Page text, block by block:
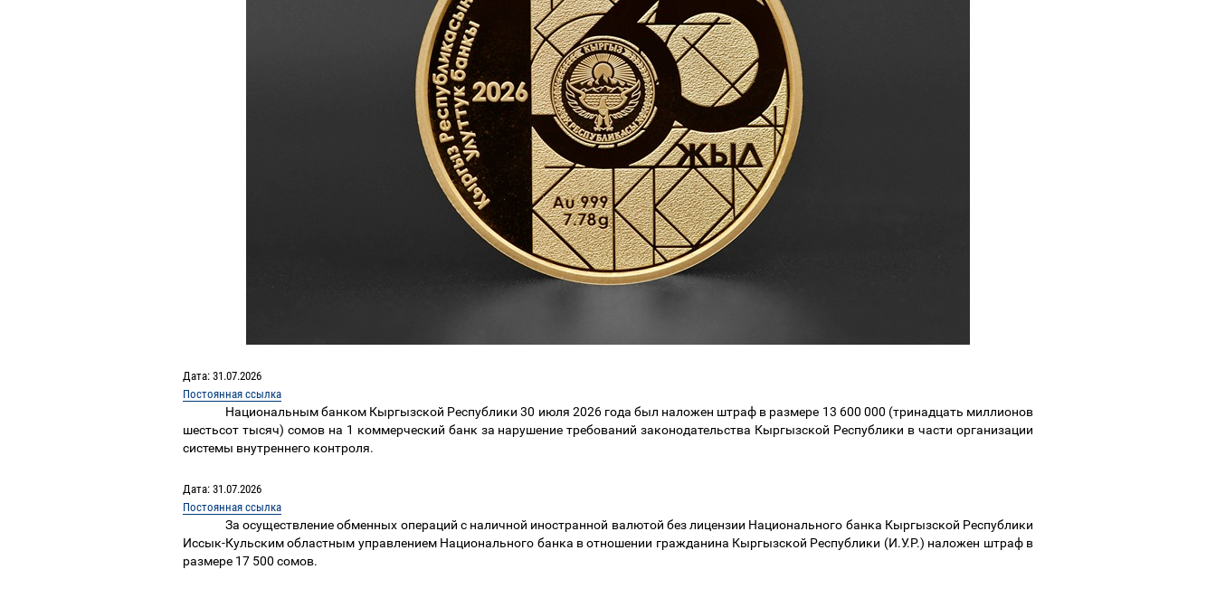
Дата: 31.07.2026
Постоянная ссылка
Национальным банком Кыргызской Республики30 июля 2026года был наложен штраф в размере 13 600 000 (тринадцать миллионов
шестьсот тысяч) сомов на 1 коммерческий банк за нарушениетребований законодательства Кыргызской Республики в части организации
системы внутреннего контроля.
Дата: 31.07.2026
Постоянная ссылка
За осуществление обменных операций с наличной иностранной валютой без лицензии Национального банка Кыргызской Республики
Иссык-Кульским областным управлением Национального банка в отношении гражданина Кыргызской Республики (И.У.Р.) наложен штраф в
размере 17 500 сомов.